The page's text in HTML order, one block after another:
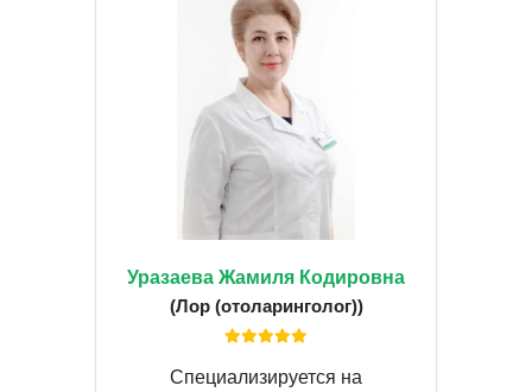
Уразаева Жамиля Кодировна
(Лор (отоларинголог))
Специализируется на